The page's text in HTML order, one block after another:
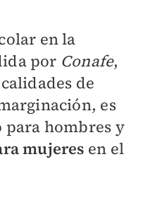
en la
por Conafe,
de
es
para hombres y
mujeres en el